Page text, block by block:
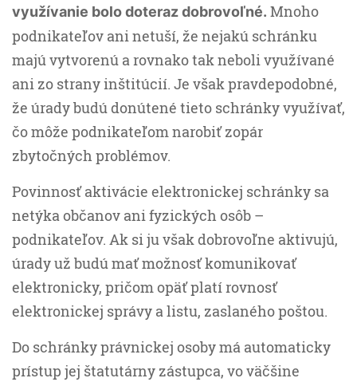
využívanie bolo doteraz dobrovoľné. Mnoho
podnikateľov ani netuší, že nejakú schránku
majú vytvorenú a rovnako tak neboli využívané
ani zo strany inštitúcií. Je však pravdepodobné,
že úrady budú donútené tieto schránky využívať,
čo môže podnikateľom narobiť zopár
zbytočných problémov.
Povinnosť aktivácie elektronickej schránky sa
netýka občanov ani fyzických osôb –
podnikateľov. Ak si ju však dobrovoľne aktivujú,
úrady už budú mať možnosť komunikovať
elektronicky, pričom opäť platí rovnosť
elektronickej správy a listu, zaslaného poštou.
Do schránky právnickej osoby má automaticky
prístup jej štatutárny zástupca, vo väčšine